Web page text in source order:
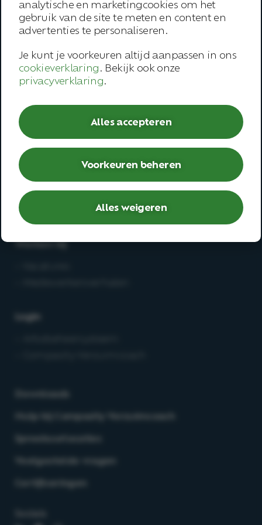
Over ons
Onze werkwijze
Trainingen
Inspiratie
Werknemer
– Open spreekuur
– Bedrijfsarts
– Second opinion
– Deskundigenoordeel
Werken bij
Login
Hulp bij Compasity Verzuimcoach
Spreekuurlocaties
Veelgestelde vragen
Certificeringen
analytische en marketingcookies om het
gebruik van de site te meten en content en
advertenties te personaliseren.
Je kunt je voorkeuren altijd aanpassen in ons
cookieverklaring. Bekijk ook onze
privacyverklaring.
Alles accepteren
Voorkeuren beheren
Alles weigeren